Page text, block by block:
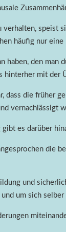
speist
häufig nur
haben, den
hinterher mit der
dass die früher
vernachlässigt
gibt es darüber
die
und
um sich